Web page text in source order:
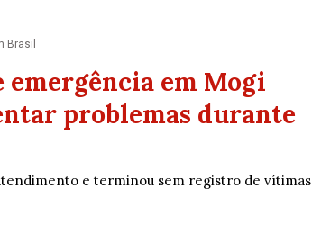
Brasil
emergência em Mogi
problemas durante
e terminou sem registro de vítimas